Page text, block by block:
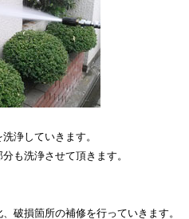
浄していきます。
も洗浄させて頂きます。
破損箇所の補修を行っていきます。